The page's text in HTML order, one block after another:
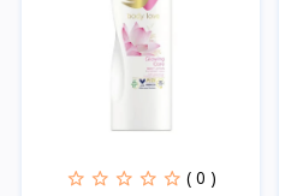
( 0 )